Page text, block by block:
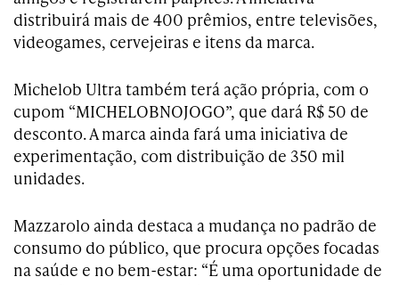
distribuirá mais de 400 prêmios, entre televisões,
videogames, cervejeiras e itens da marca.
Michelob Ultra também terá ação própria, com o
cupom “MICHELOBNOJOGO”, que dará R$ 50 de
desconto. A marca ainda fará uma iniciativa de
experimentação, com distribuição de 350 mil
unidades.
Mazzarolo ainda destaca a mudança no padrão de
consumo do público, que procura opções focadas
na saúde e no bem-estar: “É uma oportunidade de